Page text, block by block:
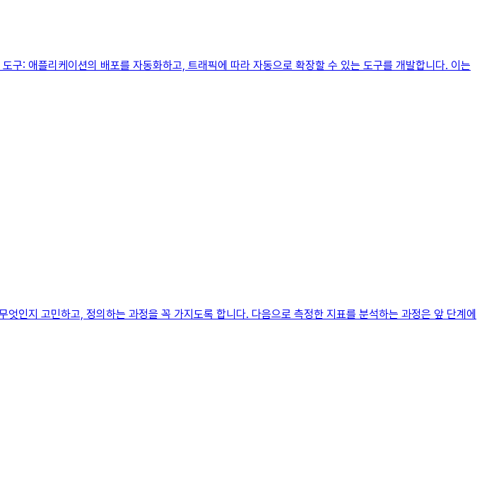
: 애플리케이션의 배포를 자동화하고, 트래픽에 따라 자동으로 확장할 수 있는 도구를 개발합니다. 이는
인지 고민하고, 정의하는 과정을 꼭 가지도록 합니다. 다음으로 측정한 지표를 분석하는 과정은 앞 단계에